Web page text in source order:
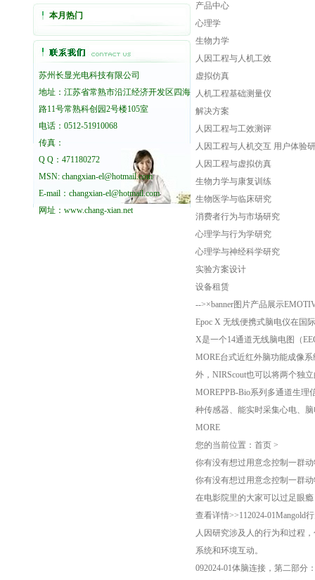
本月热门
苏州长显光电科技有限公司
地址：江苏省常熟市沿江经济开发区四海
路11号常熟科创园2号楼105室
电话：0512-51910068
传真：
Q Q：471180272
MSN: changxian-el@hotmail.com
E-mail：changxian-el@hotmail.com
网址： www.chang-xian.net
产品中心
心理学
生物力学
人因工程与人机工效
虚拟仿真
人机工程基础测量仪
解决方案
人因工程与工效测评
人因工程与人机交互 用户体验
人因工程与虚拟仿真
生物力学与康复训练
生物医学与临床研究
消费者行为与市场研究
心理学与行为学研究
心理学与神经科学研究
实验方案设计
设备租赁
-->×banner图片产品展示
Epoc X 无线便携式脑电仪在国
X是一个14通道无线脑电图（
MORE台式近红外脑功能成像
外，NIRScout也可以将两个独
MOREPPB-Bio系列多通道生
种传感器、能实时采集心电、
MORE
您的当前位置：首页 >
你有没有想过用意念控制一群
你有没有想过用意念控制一群
在电影院里的大家可以过足眼
查看详情>>112024-01Mangold
人因研究涉及人的行为和过程
系统和环境互动。
092024-01体脑连接，第二部分